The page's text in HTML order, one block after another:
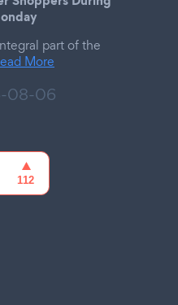
part of the
More
08-06